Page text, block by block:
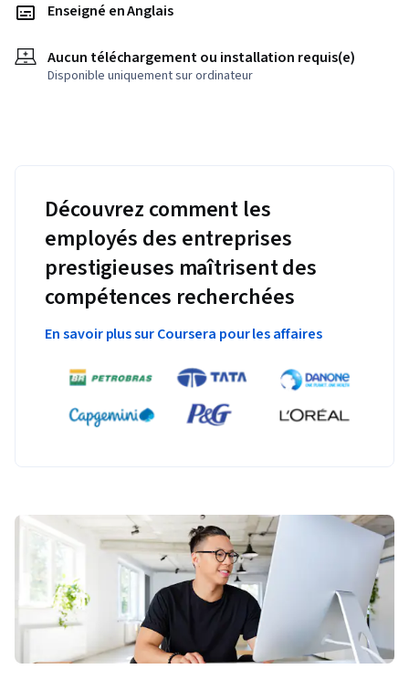
Enseigné en Anglais
Aucun téléchargement ou installation requis(e)
Disponible uniquement sur ordinateur
Découvrez comment les
employés des entreprises
prestigieuses maîtrisent des
compétences recherchées
En savoir plus sur Coursera pour les affaires